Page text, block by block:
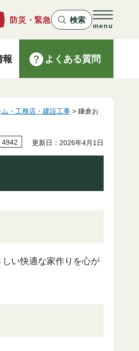
防災・緊急 検索
menu
報 よくある質問
ム・工務店・建設工事 > 鎌倉お
4942 更新日：2026年4月1日
い快適な家作りを心が